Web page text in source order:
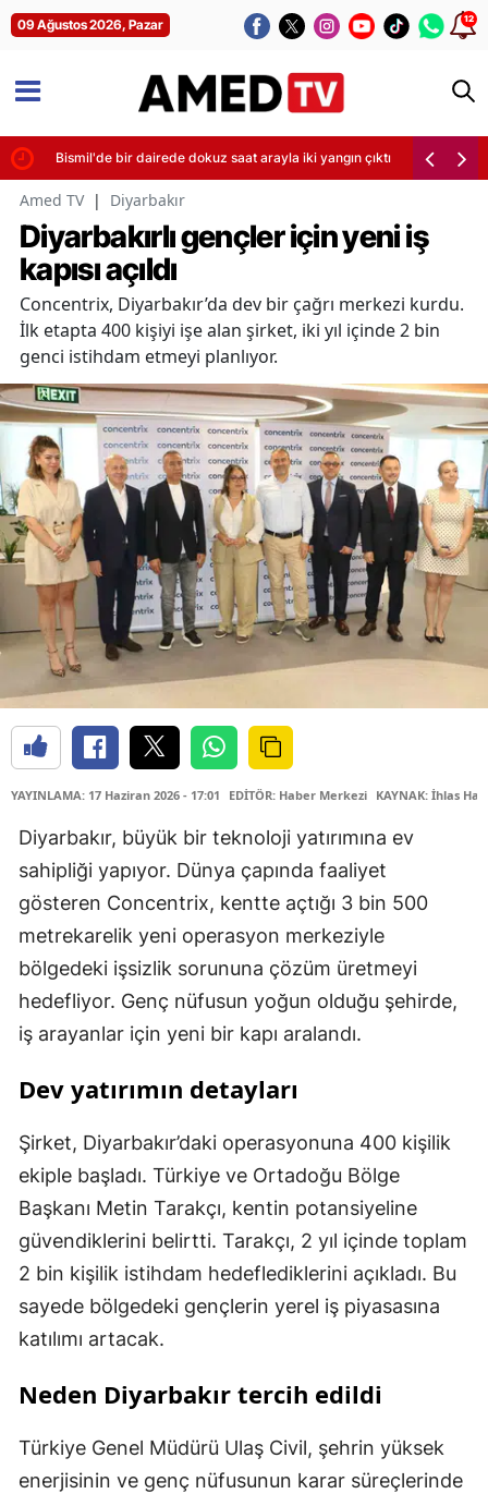
09 Ağustos 2026, Pazar 12
Bismil'de bir dairede dokuz saat arayla iki yangın çıktı
Amed TV | Diyarbakır
Diyarbakırlı gençler için yeni iş
kapısı açıldı
Concentrix, Diyarbakır’da dev bir çağrı merkezi kurdu.
İlk etapta 400 kişiyi işe alan şirket, iki yıl içinde 2 bin
genci istihdam etmeyi planlıyor.
YAYINLAMA: 17 Haziran 2026 - 17:01 EDİTÖR: Haber Merkezi KAYNAK: İhlas
Diyarbakır, büyük bir teknoloji yatırımına ev
sahipliği yapıyor. Dünya çapında faaliyet
gösteren Concentrix, kentte açtığı 3 bin 500
metrekarelik yeni operasyon merkeziyle
bölgedeki işsizlik sorununa çözüm üretmeyi
hedefliyor. Genç nüfusun yoğun olduğu şehirde,
iş arayanlar için yeni bir kapı aralandı.
Dev yatırımın detayları
Şirket, Diyarbakır’daki operasyonuna 400 kişilik
ekiple başladı. Türkiye ve Ortadoğu Bölge
Başkanı Metin Tarakçı, kentin potansiyeline
güvendiklerini belirtti. Tarakçı, 2 yıl içinde toplam
2 bin kişilik istihdam hedeflediklerini açıkladı. Bu
sayede bölgedeki gençlerin yerel iş piyasasına
katılımı artacak.
Neden Diyarbakır tercih edildi
Türkiye Genel Müdürü Ulaş Civil, şehrin yüksek
enerjisinin ve genç nüfusunun karar süreçlerinde